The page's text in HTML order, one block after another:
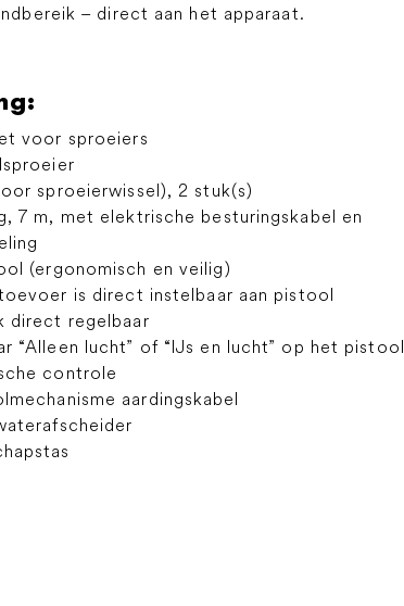
– direct aan het apparaat.
voor sproeiers
sproeierwissel), 2 stuk(s)
7 m, met elektrische besturingskabel en
(ergonomisch en veilig)
is direct instelbaar aan pistool
direct regelbaar
“Alleen lucht” of “IJs en lucht” op het pistool
controle
aardingskabel